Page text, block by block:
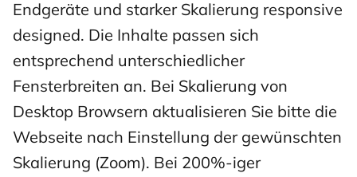
Endgeräte und starker Skalierung responsive
designed. Die Inhalte passen sich
entsprechend unterschiedlicher
Fensterbreiten an. Bei Skalierung von
Desktop Browsern aktualisieren Sie bitte die
Webseite nach Einstellung der gewünschten
Skalierung (Zoom). Bei 200%-iger